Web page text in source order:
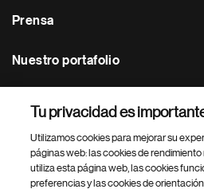
Prensa
Nuestro portafolio
Footer Site Search
Tu privacidad es
Utilizamos cookies para mejorar su
páginas web: las cookies de
utiliza esta página web, las cookies
preferencias y las cookies de